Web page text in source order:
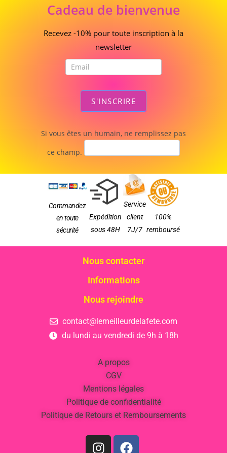
deCadeau de bienvenue
Recevez -10% pour toute inscription à la
newsletter
S'INSCRIRE
Si vous êtes un humain, ne remplissez pas
ce champ.
Commandez
en toute
sécurité
Expédition
sous 48H
Service
client
7J/7
100%
remboursé
Nous contacter
Informations
Nous rejoindre
contact@lemeilleurdelafete.com
du lundi au vendredi de 9h à 18h
A propos
CGV
Mentions légales
Politique de confidentialité
Politique de Retours et Remboursements